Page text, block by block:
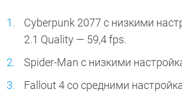
Cyberpunk 2077 с низкими
2.1 Quality — 59,4 fps.
Spider-Man с низкими
Fallout 4 со средними